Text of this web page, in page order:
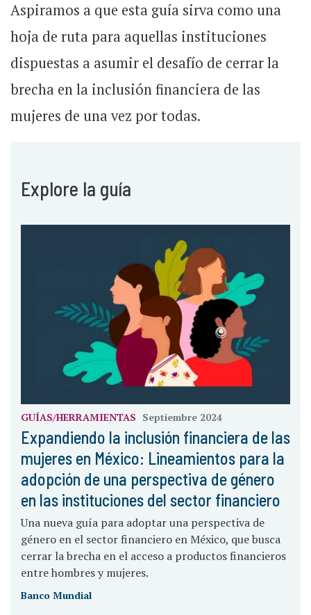
Aspiramos a que esta guía sirva como una
hoja de ruta para aquellas instituciones
dispuestas a asumir el desafío de cerrar la
brecha en la inclusión financiera de las
mujeres de una vez por todas.
Explore la guía
GUÍAS/HERRAMIENTAS Septiembre 2024
Expandiendo la inclusión financiera de las
mujeres en México: Lineamientos para la
adopción de una perspectiva de género
en las instituciones del sector financiero
Una nueva guía para adoptar una perspectiva de
género en el sector financiero en México, que busca
cerrar la brecha en el acceso a productos financieros
entre hombres y mujeres.
Banco Mundial